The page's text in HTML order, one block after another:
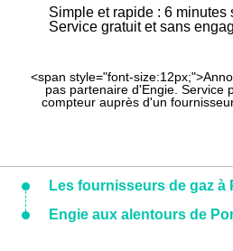
Simple et rapide : 6 minutes
Service gratuit et sans
<span style="font-
pas partenaire d'Engie. Service
compteur auprès d'un
Les fournisseurs de gaz à
Engie aux alentours de